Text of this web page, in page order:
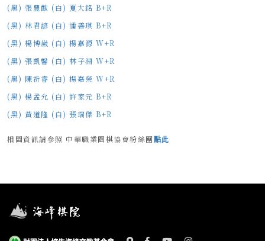
(黑) 張豊猷 (白) 夏大銘 B+R
(黑) 林君諺 (白) 潘善琪 B+R
(黑) 楊博崴 (白) 楊嘉源 W+R
(黑) 張凱馨 (白) 林子淵 W+R
(黑) 陳祈睿 (白) 楊嘉榮 W+R
(黑) 楊孟允 (白) 許家元 B+R
(黑) 黃道隆 (白) 張瑞傑 B+R
相關資訊請參照 中華職業圍棋協會粉絲團點此